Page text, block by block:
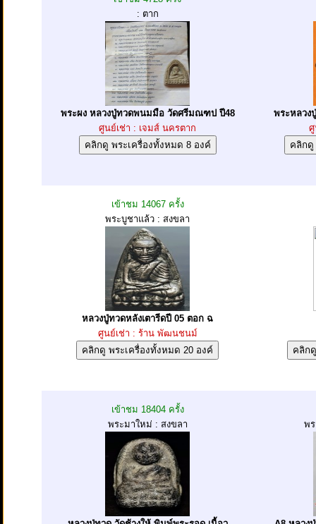
: ตาก
พระผง หลวงปู่ทวดพนมมือ วัดศรีมณฑป ปี48
ศูนย์เช่า : เจมส์ นครตาก
พระหลวง
ศู
เข้าชม 14067 ครั้ง
พระบูชาแล้ว : สงขลา
หลวงปู่ทวดหลังเตารีดปี 05 ตอก ฉ
ศูนย์เช่า : ร้าน พัฒนชนม์
เข้าชม 18404 ครั้ง
พระมาใหม่ : สงขลา
พ